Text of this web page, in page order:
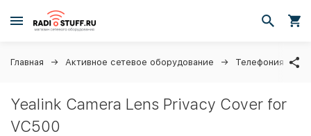
Главная Активное сетевое оборудование Телефония
Yealink Camera Lens Privacy Cover for
VC500